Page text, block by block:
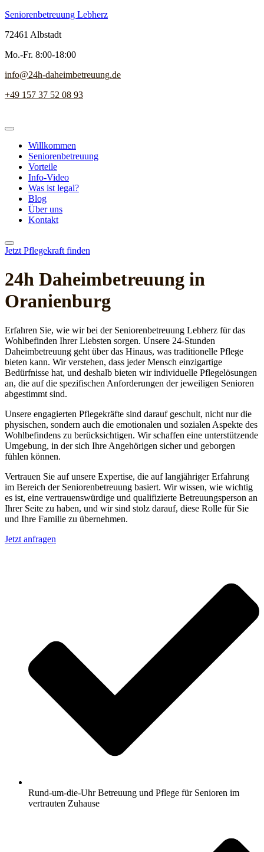
Seniorenbetreuung Lebherz
72461 Albstadt
Mo.-Fr. 8:00-18:00
info@24h-daheimbetreuung.de
+49 157 37 52 08 93
Willkommen
Seniorenbetreuung
Vorteile
Info-Video
Was ist legal?
Blog
Über uns
Kontakt
Jetzt Pflegekraft finden
24h Daheim­betreuung in
Oranienburg
Erfahren Sie, wie wir bei der Seniorenbetreuung Lebherz für das
Wohlbefinden Ihrer Liebsten sorgen. Unsere 24-Stunden
Daheimbetreuung geht über das Hinaus, was traditionelle Pflege
bieten kann. Wir verstehen, dass jeder Mensch einzigartige
Bedürfnisse hat, und deshalb bieten wir individuelle Pflegelösungen
an, die auf die spezifischen Anforderungen der jeweiligen Senioren
abgestimmt sind.
Unsere engagierten Pflegekräfte sind darauf geschult, nicht nur die
physischen, sondern auch die emotionalen und sozialen Aspekte des
Wohlbefindens zu berücksichtigen. Wir schaffen eine unterstützende
Umgebung, in der sich Ihre Angehörigen sicher und geborgen
fühlen können.
Vertrauen Sie auf unsere Expertise, die auf langjähriger Erfahrung
im Bereich der Seniorenbetreuung basiert. Wir wissen, wie wichtig
es ist, eine vertrauenswürdige und qualifizierte Betreuungsperson an
Ihrer Seite zu haben, und wir sind stolz darauf, diese Rolle für Sie
und Ihre Familie zu übernehmen.
Jetzt anfragen
Rund-um-die-Uhr Betreuung und Pflege für Senioren im
vertrauten Zuhause